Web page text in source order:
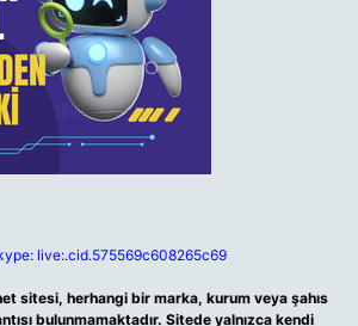
live:.cid.575569c608265c69
sitesi, herhangi bir marka, kurum veya şahıs
bulunmamaktadır. Sitede yalnızca kendi